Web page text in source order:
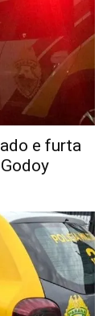
e furta